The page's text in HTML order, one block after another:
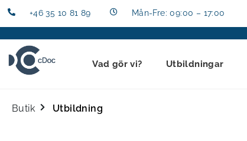
+46 35 10 81 89 Mån-Fre: 09:00 – 17:00
Vad gör vi? Utbildningar
Butik Utbildning